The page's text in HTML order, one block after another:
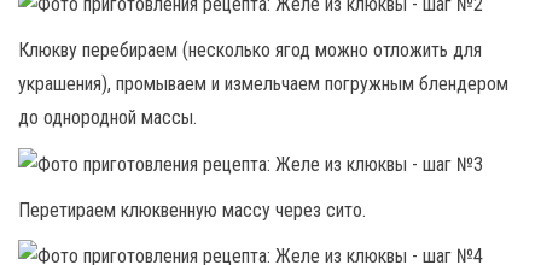
Клюкву перебираем (несколько ягод можно отложить для
украшения), промываем и измельчаем погружным блендером
до однородной массы.
Перетираем клюквенную массу через сито.